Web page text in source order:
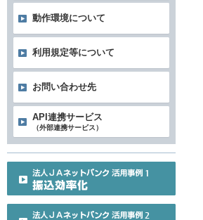
動作環境について
利用規定等について
お問い合わせ先
API連携サービス
（外部連携サービス）